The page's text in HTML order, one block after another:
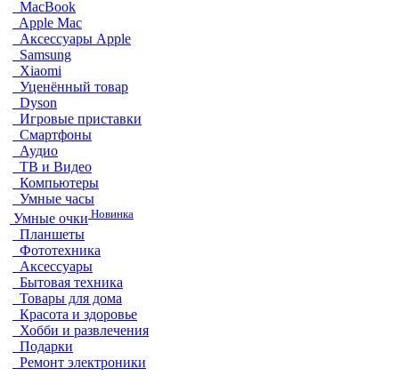
MacBook
Apple Mac
Аксессуары Apple
Samsung
Xiaomi
Уценённый товар
Dyson
Игровые приставки
Смартфоны
Аудио
ТВ и Видео
Компьютеры
Умные часы
Умные очки Новинка
Планшеты
Фототехника
Аксессуары
Бытовая техника
Товары для дома
Красота и здоровье
Хобби и развлечения
Подарки
Ремонт электроники